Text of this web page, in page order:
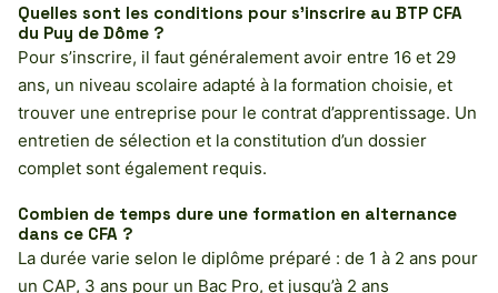
Quelles sont les conditions pour s’inscrire au BTP CFA
du Puy de Dôme ?
Pour s’inscrire, il faut généralement avoir entre 16 et 29
ans, un niveau scolaire adapté à la formation choisie, et
trouver une entreprise pour le contrat d’apprentissage. Un
entretien de sélection et la constitution d’un dossier
complet sont également requis.
Combien de temps dure une formation en alternance
dans ce CFA ?
La durée varie selon le diplôme préparé : de 1 à 2 ans pour
un CAP, 3 ans pour un Bac Pro, et jusqu’à 2 ans